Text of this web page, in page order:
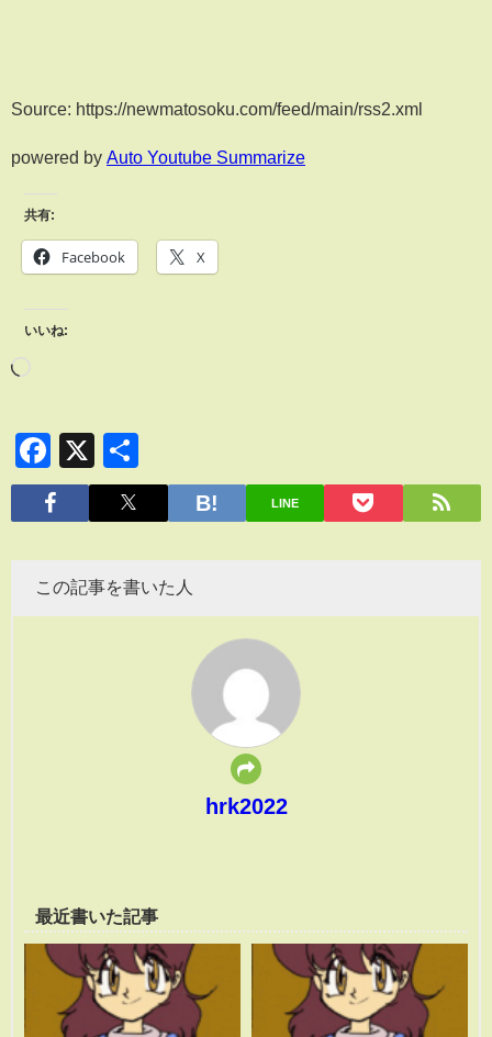
Source: https://newmatosoku.com/feed/main/rss2.xml
powered by Auto Youtube Summarize
共有:
Facebook X
いいね:
Facebook
X
有
LINE
この記事を書いた人
hrk2022
最近書いた記事